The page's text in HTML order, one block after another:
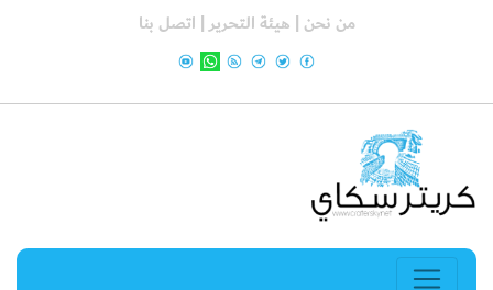
من نحن | هيئة التحرير | اتصل بنا